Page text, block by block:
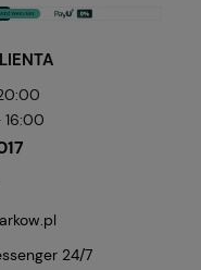
24/7